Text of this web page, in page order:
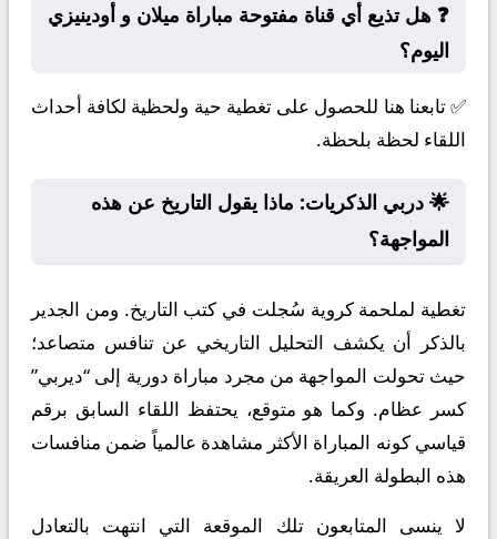
❓ هل تذيع أي قناة مفتوحة مباراة ميلان و أودينيزي
اليوم؟
✅ تابعنا هنا للحصول على تغطية حية ولحظية لكافة أحداث
اللقاء لحظة بلحظة.
🌟 دربي الذكريات: ماذا يقول التاريخ عن هذه
المواجهة؟
تغطية لملحمة كروية سُجلت في كتب التاريخ. ومن الجدير
بالذكر أن يكشف التحليل التاريخي عن تنافس متصاعد؛
حيث تحولت المواجهة من مجرد مباراة دورية إلى “ديربي”
كسر عظام. وكما هو متوقع، يحتفظ اللقاء السابق برقم
قياسي كونه المباراة الأكثر مشاهدة عالمياً ضمن منافسات
هذه البطولة العريقة.
لا ينسى المتابعون تلك الموقعة التي انتهت بالتعادل